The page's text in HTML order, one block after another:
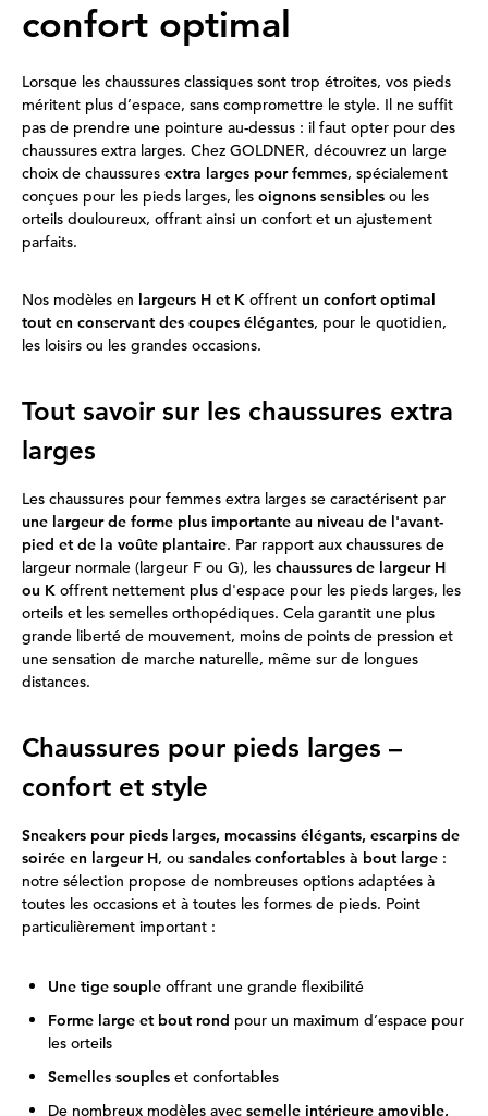
confort optimal
Lorsque les chaussures classiques sont trop étroites, vos pieds
méritent plus d’espace, sans compromettre le style. Il ne suffit
pas de prendre une pointure au-dessus : il faut opter pour des
chaussures extra larges. Chez GOLDNER, découvrez un large
choix de chaussures extra larges pour femmes, spécialement
conçues pour les pieds larges, les oignons sensibles ou les
orteils douloureux, offrant ainsi un confort et un ajustement
parfaits.
Nos modèles en largeurs H et K offrent un confort optimal
tout en conservant des coupes élégantes, pour le quotidien,
les loisirs ou les grandes occasions.
Tout savoir sur les chaussures extra
larges
Les chaussures pour femmes extra larges se caractérisent par
une largeur de forme plus importante au niveau de l'avant-
pied et de la voûte plantaire. Par rapport aux chaussures de
largeur normale (largeur F ou G), les chaussures de largeur H
ou K offrent nettement plus d'espace pour les pieds larges, les
orteils et les semelles orthopédiques. Cela garantit une plus
grande liberté de mouvement, moins de points de pression et
une sensation de marche naturelle, même sur de longues
distances.
Chaussures pour pieds larges –
confort et style
Sneakers pour pieds larges, mocassins élégants, escarpins de
soirée en largeur H, ou sandales confortables à bout large :
notre sélection propose de nombreuses options adaptées à
toutes les occasions et à toutes les formes de pieds. Point
particulièrement important :
Une tige souple offrant une grande flexibilité
Forme large et bout rond pour un maximum d’espace pour
les orteils
Semelles souples et confortables
De nombreux modèles avec semelle intérieure amovible,